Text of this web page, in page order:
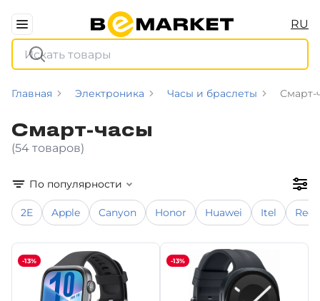
RU
Главная Электроника Часы и браслеты Смарт-
Смарт-часы
(54 товаров)
По популярности
2E Apple Canyon Honor Huawei Itel
-13% -13%